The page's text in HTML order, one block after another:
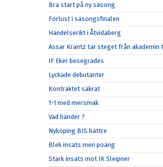
Bra start på ny säsong
Förlust i säsongsfinalen
Händelserikt i Åtvidaberg
Assar Krantz tar steget från akademin
IF Eker besegrades
Lyckade debutanter
Kontraktet säkrat
1-1 med mersmak
Vad händer ?
Nyköping BIS bättre
Blek insats men poäng
Stark insats mot IK Sleipner